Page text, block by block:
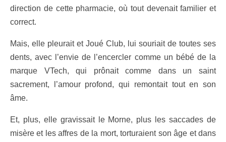
direction de cette pharmacie, où tout devenait familier et
correct.
Mais, elle pleurait et Joué Club, lui souriait de toutes ses
dents, avec l’envie de l’encercler comme un bébé de la
marque VTech, qui prônait comme dans un saint
sacrement, l’amour profond, qui remontait tout en son
âme.
Et, plus, elle gravissait le Morne, plus les saccades de
misère et les affres de la mort, torturaient son âge et dans